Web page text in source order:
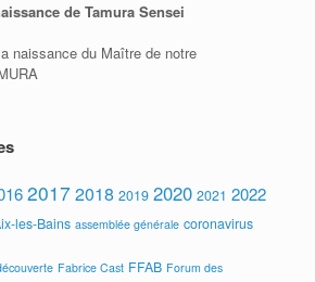
de Tamura Sensei
naissance du Maître de notre
2017 2018 2019 2020 2021 2022
les-Bains assemblée générale coronavirus
Fabrice Cast FFAB Forum des